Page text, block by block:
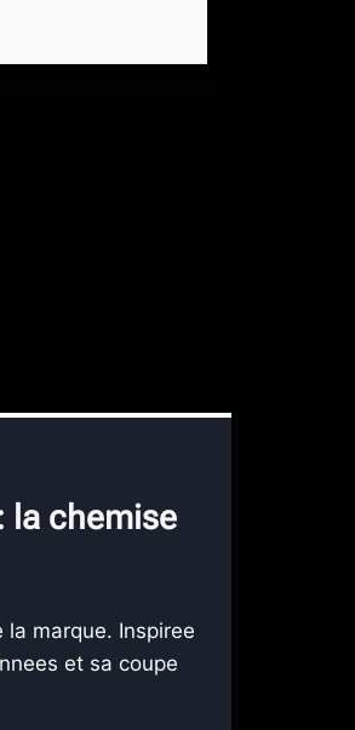
la chemise
marque. Inspiree
et sa coupe